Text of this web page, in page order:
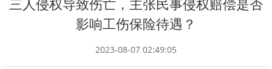
三人侵权导致伤亡，主张民事侵权赔偿是否
影响工伤保险待遇？
2023-08-07 02:49:05